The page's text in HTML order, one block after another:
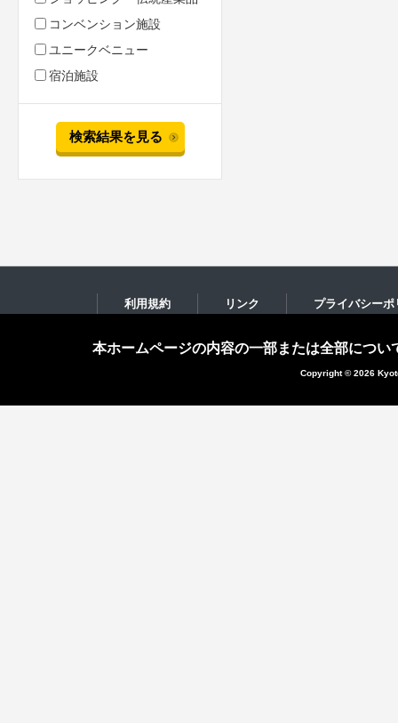
コンベンション施設
ユニークベニュー
宿泊施設
検索結果を見る
利用規約 リンク プライバシーポ
本ホームページの内容の一部または全部につ
Copyright © 2026